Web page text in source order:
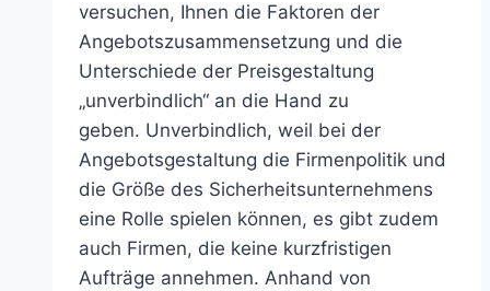
versuchen, Ihnen die Faktoren der
Angebotszusammensetzung und die
Unterschiede der Preisgestaltung
„unverbindlich“ an die Hand zu
geben. Unverbindlich, weil bei der
Angebotsgestaltung die Firmenpolitik und
die Größe des Sicherheitsunternehmens
eine Rolle spielen können, es gibt zudem
auch Firmen, die keine kurzfristigen
Aufträge annehmen. Anhand von